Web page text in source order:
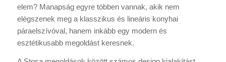
elem? Manapság egyre többen vannak, akik nem
elégszenek meg a klasszikus és lineáris konyhai
páraelszívóval, hanem inkább egy modern és
esztétikusabb megoldást keresnek.